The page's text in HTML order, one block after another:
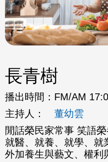
長青樹
播出時間： FM/AM
主持人：
董幼雲
閒話榮民家常事 笑語
就醫、就養、就學、就
外加養生與藝文、權利